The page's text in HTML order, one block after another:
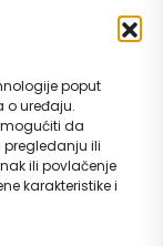
poput
o uređaju.
da
ili
ili povlačenje
karakteristike i